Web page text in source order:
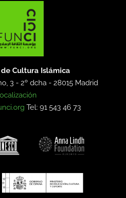
Cultura Islámica
3 - 2º dcha -28015 Madrid
Tel: 91 543 46 73